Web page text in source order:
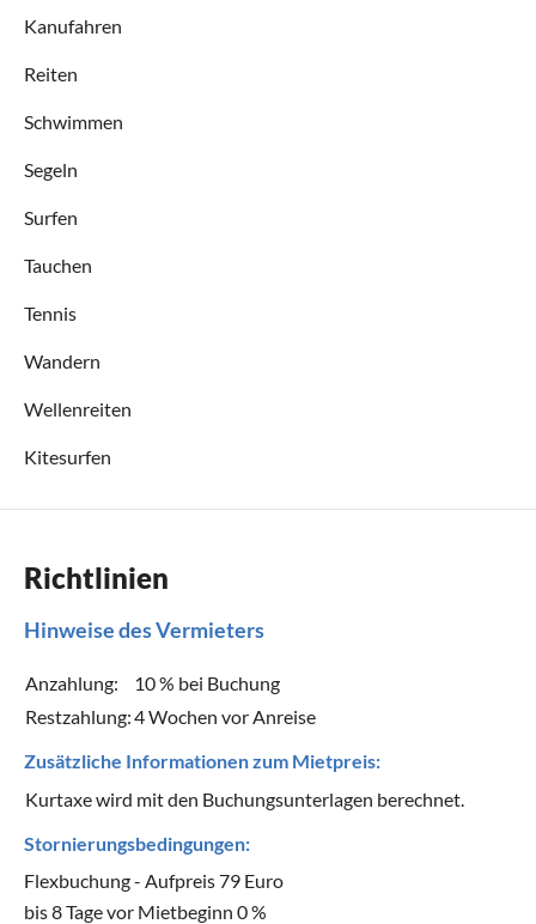
Kanufahren
Reiten
Schwimmen
Segeln
Surfen
Tauchen
Tennis
Wandern
Wellenreiten
Kitesurfen
Richtlinien
Hinweise des Vermieters
Anzahlung:
10 % bei Buchung
Restzahlung:4 Wochen vor Anreise
Zusätzliche Informationen zum Mietpreis:
Kurtaxe wird mit den Buchungsunterlagen berechnet.
Stornierungsbedingungen:
Flexbuchung - Aufpreis 79 Euro
bis 8 Tage vor Mietbeginn 0 %